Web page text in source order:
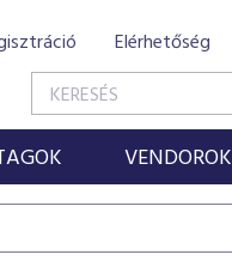
Elérhetőség
VENDOROK